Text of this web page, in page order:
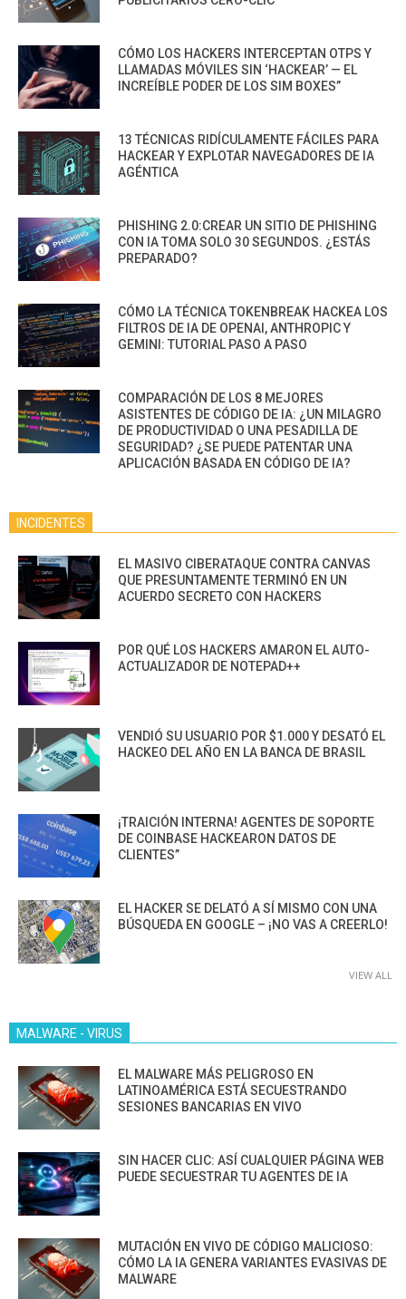
CÓMO LOS HACKERS INTERCEPTAN OTPS Y
LLAMADAS MÓVILES SIN ‘HACKEAR’ — EL
INCREÍBLE PODER DE LOS SIM BOXES”
13 TÉCNICAS RIDÍCULAMENTE FÁCILES PARA
HACKEAR Y EXPLOTAR NAVEGADORES DE IA
AGÉNTICA
PHISHING 2.0:CREAR UN SITIO DE PHISHING
CON IA TOMA SOLO 30 SEGUNDOS. ¿ESTÁS
PREPARADO?
CÓMO LA TÉCNICA TOKENBREAK HACKEA LOS
FILTROS DE IA DE OPENAI, ANTHROPIC Y
GEMINI: TUTORIAL PASO A PASO
COMPARACIÓN DE LOS 8 MEJORES
ASISTENTES DE CÓDIGO DE IA: ¿UN MILAGRO
DE PRODUCTIVIDAD O UNA PESADILLA DE
SEGURIDAD? ¿SE PUEDE PATENTAR UNA
APLICACIÓN BASADA EN CÓDIGO DE IA?
INCIDENTES
EL MASIVO CIBERATAQUE CONTRA CANVAS
QUE PRESUNTAMENTE TERMINÓ EN UN
ACUERDO SECRETO CON HACKERS
POR QUÉ LOS HACKERS AMARON EL AUTO-
ACTUALIZADOR DE NOTEPAD++
VENDIÓ SU USUARIO POR $1.000 Y DESATÓ EL
HACKEO DEL AÑO EN LA BANCA DE BRASIL
¡TRAICIÓN INTERNA! AGENTES DE SOPORTE
DE COINBASE HACKEARON DATOS DE
CLIENTES”
EL HACKER SE DELATÓ A SÍ MISMO CON UNA
BÚSQUEDA EN GOOGLE – ¡NO VAS A CREERLO!
VIEW ALL
MALWARE - VIRUS
EL MALWARE MÁS PELIGROSO EN
LATINOAMÉRICA ESTÁ SECUESTRANDO
SESIONES BANCARIAS EN VIVO
SIN HACER CLIC: ASÍ CUALQUIER PÁGINA WEB
PUEDE SECUESTRAR TU AGENTES DE IA
MUTACIÓN EN VIVO DE CÓDIGO MALICIOSO:
CÓMO LA IA GENERA VARIANTES EVASIVAS DE
MALWARE